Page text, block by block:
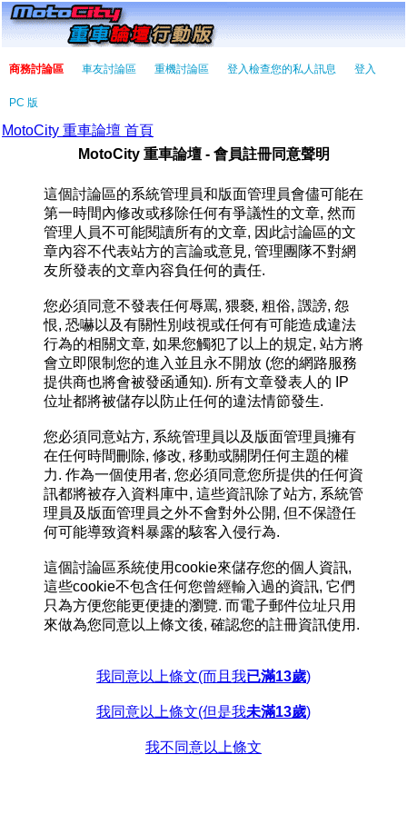
商務討論區 車友討論區 重機討論區 登入檢查您的私人訊息 登入
PC 版
MotoCity 重車論壇 首頁
MotoCity 重車論壇 - 會員註冊同意聲明
這個討論區的系統管理員和版面管理員會儘可能在
第一時間內修改或移除任何有爭議性的文章, 然而
管理人員不可能閱讀所有的文章, 因此討論區的文
章內容不代表站方的言論或意見, 管理團隊不對網
友所發表的文章內容負任何的責任.
您必須同意不發表任何辱罵, 猥褻, 粗俗, 譭謗, 怨
恨, 恐嚇以及有關性別歧視或任何有可能造成違法
行為的相關文章, 如果您觸犯了以上的規定, 站方將
會立即限制您的進入並且永不開放 (您的網路服務
提供商也將會被發函通知). 所有文章發表人的 IP
位址都將被儲存以防止任何的違法情節發生.
您必須同意站方, 系統管理員以及版面管理員擁有
在任何時間刪除, 修改, 移動或關閉任何主題的權
力. 作為一個使用者, 您必須同意您所提供的任何資
訊都將被存入資料庫中, 這些資訊除了站方, 系統管
理員及版面管理員之外不會對外公開, 但不保證任
何可能導致資料暴露的駭客入侵行為.
這個討論區系統使用cookie來儲存您的個人資訊,
這些cookie不包含任何您曾經輸入過的資訊, 它們
只為方便您能更便捷的瀏覽. 而電子郵件位址只用
來做為您同意以上條文後, 確認您的註冊資訊使用.
我同意以上條文(而且我已滿13歲)
我同意以上條文(但是我未滿13歲)
我不同意以上條文